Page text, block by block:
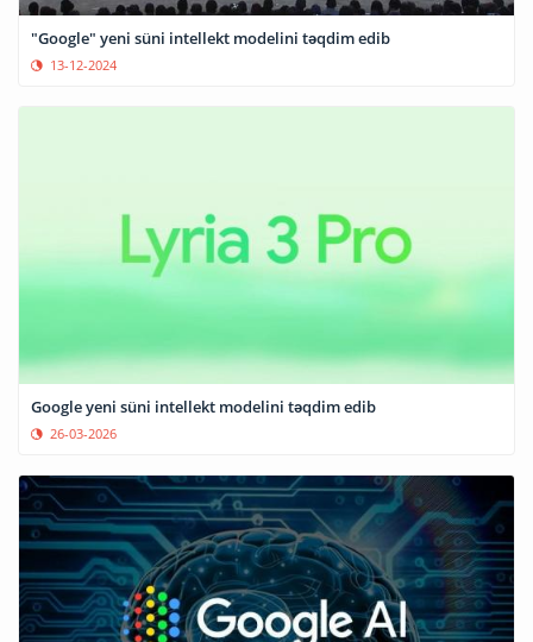
"Google" yeni süni intellekt modelini təqdim edib
13-12-2024
Google yeni süni intellekt modelini təqdim edib
26-03-2026